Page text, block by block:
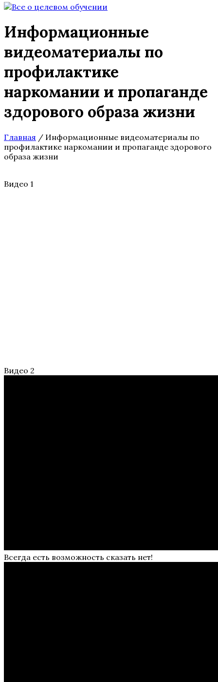
Информационные
видеоматериалы по
профилактике
наркомании и пропаганде
здорового образа жизни
Главная / Информационные видеоматериалы по
профилактике наркомании и пропаганде здорового
образа жизни
Видео 1
Видео 2
Всегда есть возможность сказать нет!